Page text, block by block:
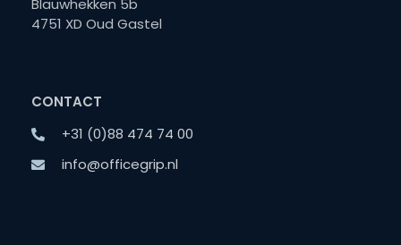
Blauwhekken 5b
4751 XD Oud Gastel
CONTACT
+31 (0)88 474 74 00
info@officegrip.nl